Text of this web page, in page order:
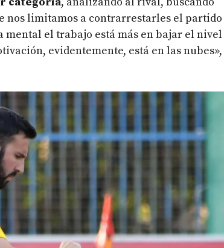
nos limitamos a contrarrestarles el partido
mental el trabajo está más en bajar el nivel
evidentemente, está en las nubes»,